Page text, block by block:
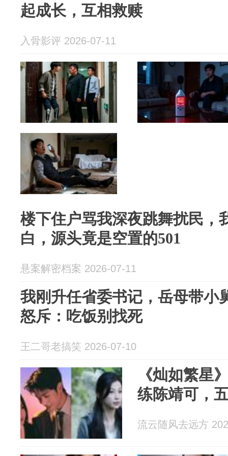
起成长，互相救赎
入骨影评 2026-07-11
楼下住户骂我深夜跳舞扰民，
白，源头竟是空置的501
悬案解密档案 2026-07-11
我刚升任省委书记，岳母带小
怒斥：吃饭别找死
王二哥老搞笑 2026-07-10
《灿如繁星
练陈靖可，
流云随风去远方